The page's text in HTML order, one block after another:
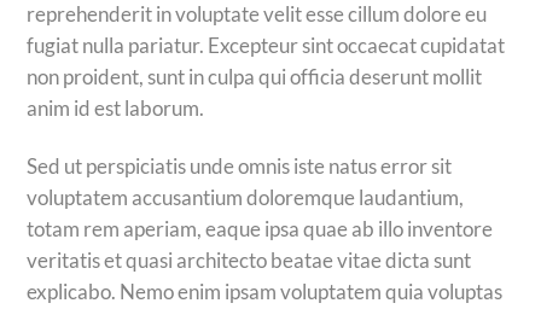
reprehenderit in voluptate velit esse cillum dolore eu
fugiat nulla pariatur. Excepteur sint occaecat cupidatat
non proident, sunt in culpa qui officia deserunt mollit
anim id est laborum.
Sed ut perspiciatis unde omnis iste natus error sit
voluptatem accusantium doloremque laudantium,
totam rem aperiam, eaque ipsa quae ab illo inventore
veritatis et quasi architecto beatae vitae dicta sunt
explicabo. Nemo enim ipsam voluptatem quia voluptas